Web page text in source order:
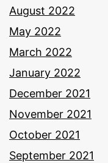
August 2022
May 2022
March 2022
January 2022
December 2021
November 2021
October 2021
September 2021